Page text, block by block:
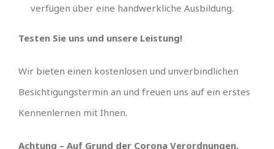
verfügen über eine handwerkliche Ausbildung.
Testen Sie uns und unsere Leistung!
Wir bieten einen kostenlosen und unverbindlichen
Besichtigungstermin an und freuen uns auf ein erstes
Kennenlernen mit Ihnen.
Achtung – Auf Grund der Corona Verordnungen,